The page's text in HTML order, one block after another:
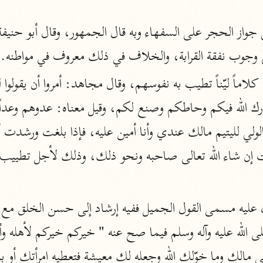
ابن عطية (٥٤٦ هـ)
نحو ٨ مجلدات
البحر المحيط
أبو حيان (٧٤٥ هـ)
نحو ١٦ مجلدًا
التفسير البسيط
الواحدي (٤٦٨ هـ)
إرشاد العقل السليم
أبو السعود (٩٨٢ هـ)
نحو ٩ مجلدات
وجوب نفقة القرابة، والخلاف في ذلك معروف في مواطنه.
الله عليه وآله وسلم فيما صح عنه " خيركم خيركم لأهله